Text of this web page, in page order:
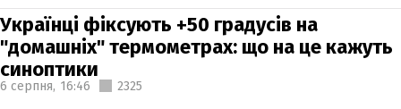
Українці фіксують +50 градусів на
"домашніх" термометрах: що на це кажуть
синоптики
6 серпня, 16:46 2325